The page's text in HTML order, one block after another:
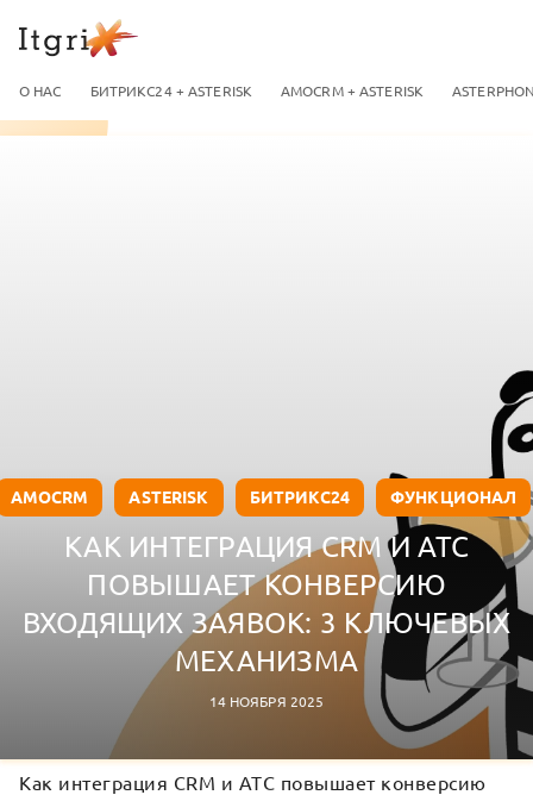
О НАС БИТРИКС24 + ASTERISK AMOCRM + ASTERISK
AMOCRM ASTERISK БИТРИКС24 ФУНКЦИОНАЛ
КАК ИНТЕГРАЦИЯ CRM И АТС
ПОВЫШАЕТ КОНВЕРСИЮ
ВХОДЯЩИХ ЗАЯВОК: 3 КЛЮЧЕВЫХ
МЕХАНИЗМА
14 НОЯБРЯ 2025
Как интеграция CRM и АТС повышает конверсию